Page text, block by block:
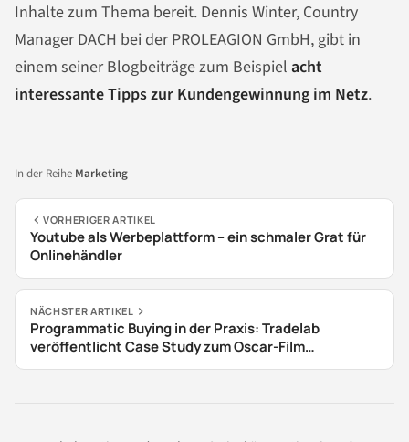
Inhalte zum Thema bereit. Dennis Winter, Country
Manager DACH bei der PROLEAGION GmbH, gibt in
einem seiner Blogbeiträge zum Beispiel acht
interessante Tipps zur Kundengewinnung im Netz.
In der Reihe Marketing
VORHERIGER ARTIKEL
Youtube als Werbeplattform – ein schmaler Grat für
Onlinehändler
NÄCHSTER ARTIKEL
Programmatic Buying in der Praxis: Tradelab
veröffentlicht Case Study zum Oscar-Film
“Moonlight”